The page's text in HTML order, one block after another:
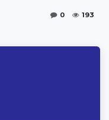
0 193